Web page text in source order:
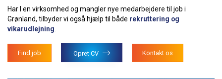
Har I en virksomhed og mangler nye medarbejdere til job i
Grønland, tilbyder vi også hjælp til både rekruttering og
vikarudlejning
Find job Opret CV Kontakt os